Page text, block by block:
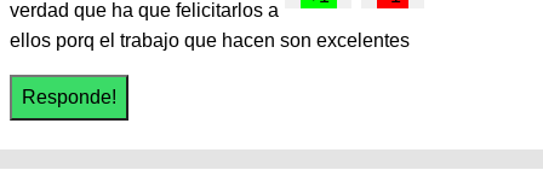
verdad que ha que felicitarlos a
ellos porq el trabajo que hacen son excelentes